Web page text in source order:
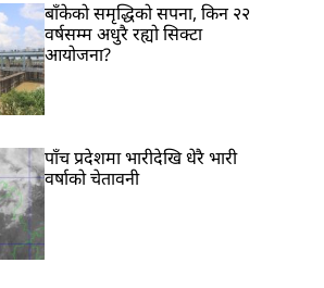
बाँकेको समृद्धिको सपना, किन २२
वर्षसम्म अधुरै रह्यो सिक्टा
आयोजना?
पाँच प्रदेशमा भारीदेखि धेरै भारी
वर्षाको चेतावनी